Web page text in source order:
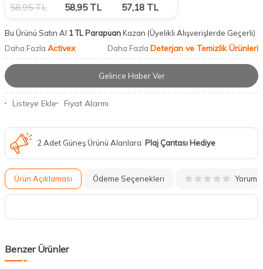
58,95TL 58,95TL 57,18 TL
Bu Ürünü Satın Al 1 TL ParapuanKazan (Üyelikli Alışverişlerde Geçerli)
Daha Fazla Activex Daha Fazla Deterjan ve Temizlik Ürünleri
Gelince Haber Ver
Listeye Ekle Fiyat Alarmı
2 Adet Güneş Ürünü Alanlara Plaj Çantası Hediye
Ürün Açıklaması Ödeme Seçenekleri Yorum
Benzer Ürünler